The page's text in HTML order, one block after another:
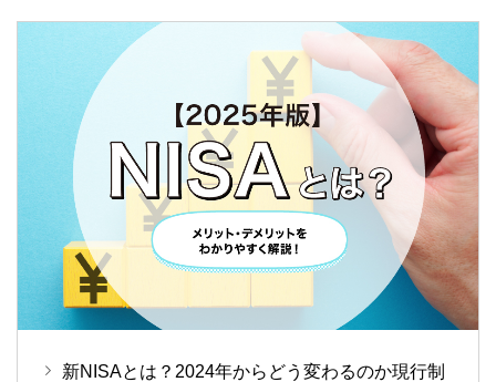
新NISAとは？2024年からどう変わるのか現行制